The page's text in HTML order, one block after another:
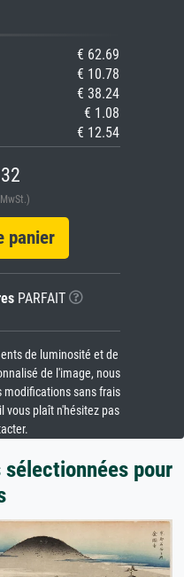
€ 62.69
€ 10.78
€ 38.24
€ 1.08
€ 12.54
PARFAIT
de luminosité et de
de l'image, nous
modifications sans frais
vous plaît n'hésitez pas
pour